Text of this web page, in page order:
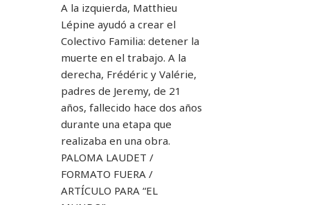
A la izquierda, Matthieu
Lépine ayudó a crear el
Colectivo Familia: detener la
muerte en el trabajo. A la
derecha, Frédéric y Valérie,
padres de Jeremy, de 21
años, fallecido hace dos años
durante una etapa que
realizaba en una obra.
PALOMA LAUDET /
FORMATO FUERA /
ARTÍCULO PARA “EL